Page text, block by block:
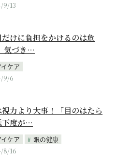
9/13
だけに負担をかけるのは危
気づき…
イケア
9/6
力より大事！「目のはたら
下度が…
イケア
眼の健康
8/16